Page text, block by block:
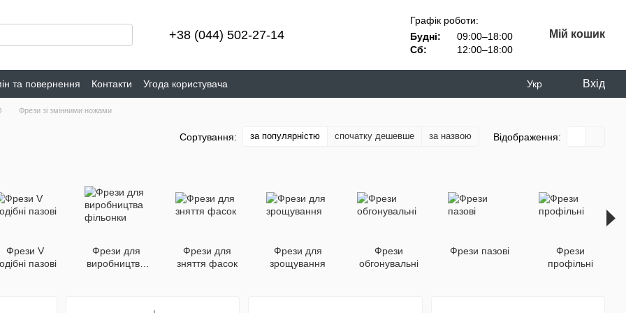
+38 (044) 502-27-14
Графік роботи:
Будні:
09:00–18:00
Сб:
12:00–18:00
Мій кошик
та повернення Контакти Угода користувача Укр Вхід
Фрези зі змінними ножами
Сортування: за популярністю спочатку дешевше за назвою Відображення:
Фрези V
пазові
Фрези для
виробництва
Фрези для
зняття фасок
Фрези для
зрощування
Фрези
обгонувальні
Фрези пазові
Фрези
профільні